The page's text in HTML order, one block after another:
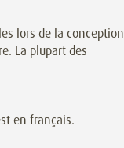
lors de la conception
La plupart des
en français.